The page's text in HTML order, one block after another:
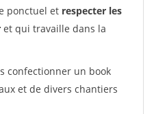
ponctuel et respecter les
et qui travaille dans la
confectionner un book
et de divers chantiers